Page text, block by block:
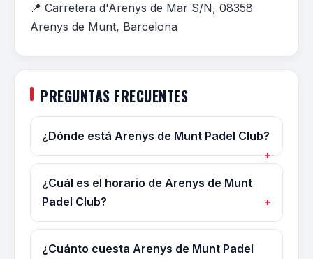
📍 Carretera d'Arenys de Mar S/N, 08358
Arenys de Munt, Barcelona
PREGUNTAS FRECUENTES
¿Dónde está Arenys de Munt Padel Club?
¿Cuál es el horario de Arenys de Munt
Padel Club?
¿Cuánto cuesta Arenys de Munt Padel